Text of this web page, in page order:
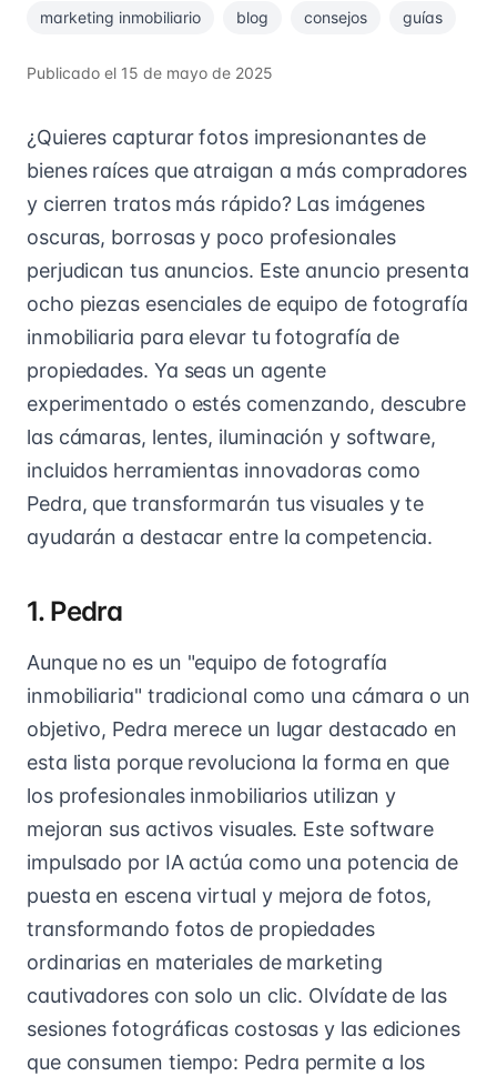
marketing inmobiliario blog consejos guías
Publicado el 15 de mayo de 2025
¿Quieres capturar fotos impresionantes de
bienes raíces que atraigan a más compradores
y cierren tratos más rápido? Las imágenes
oscuras, borrosas y poco profesionales
perjudican tus anuncios. Este anuncio presenta
ocho piezas esenciales de equipo de fotografía
inmobiliaria para elevar tu fotografía de
propiedades. Ya seas un agente
experimentado o estés comenzando, descubre
las cámaras, lentes, iluminación y software,
incluidos herramientas innovadoras como
Pedra, que transformarán tus visuales y te
ayudarán a destacar entre la competencia.
1. Pedra
Aunque no es un "equipo de fotografía
inmobiliaria" tradicional como una cámara o un
objetivo, Pedra merece un lugar destacado en
esta lista porque revoluciona la forma en que
los profesionales inmobiliarios utilizan y
mejoran sus activos visuales. Este software
impulsado por IA actúa como una potencia de
puesta en escena virtual y mejora de fotos,
transformando fotos de propiedades
ordinarias en materiales de marketing
cautivadores con solo un clic. Olvídate de las
sesiones fotográficas costosas y las ediciones
que consumen tiempo: Pedra permite a los